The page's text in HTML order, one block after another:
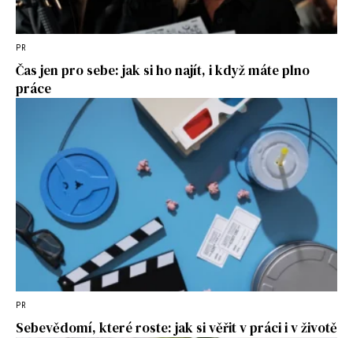
PR
Čas jen pro sebe: jak si ho najít, i když máte plno
práce
PR
Sebevědomí, které roste: jak si věřit v práci i v životě